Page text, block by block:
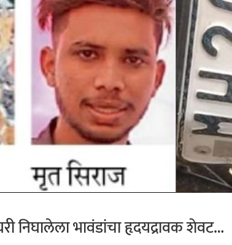
निघालेला भावंडांचा हृदयद्रावक शेवट…